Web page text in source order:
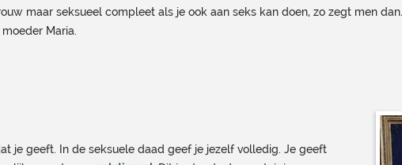
maar seksueel compleet als je ook aan seks kan doen, zo zegt men
Maria.
je geeft. In de seksuele daad geef je jezelf volledig. Je geeft